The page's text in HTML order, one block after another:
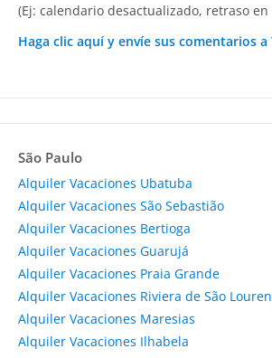
(Ej: calendario desactualizado, retraso
Haga clic aquí y envíe sus comentarios
São Paulo
Alquiler Vacaciones Ubatuba
Alquiler Vacaciones São Sebastião
Alquiler Vacaciones Bertioga
Alquiler Vacaciones Guarujá
Alquiler Vacaciones Praia Grande
Alquiler Vacaciones Riviera de São
Alquiler Vacaciones Maresias
Alquiler Vacaciones Ilhabela